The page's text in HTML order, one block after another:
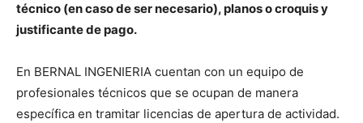
técnico (en caso de ser necesario), planos o croquis y
justificante de pago.
En BERNAL INGENIERIA cuentan con un equipo de
profesionales técnicos que se ocupan de manera
específica en tramitar licencias de apertura de actividad.